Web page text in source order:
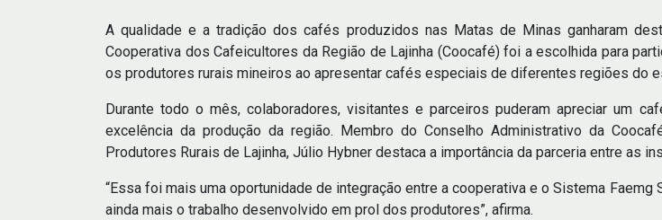
A qualidade e a tradição dos cafés produzidos nas Matas de Minas ganharam
Cooperativa dos Cafeicultores da Região de Lajinha (Coocafé) foi a escolhida para
os produtores rurais mineiros ao apresentar cafés especiais de diferentes regiões do
Durante todo o mês, colaboradores, visitantes e parceiros puderam apreciar um
excelência da produção da região. Membro do Conselho Administrativo da
Produtores Rurais de Lajinha, Júlio Hybner destaca a importância da parceria entre as
“Essa foi mais uma oportunidade de integração entre a cooperativa e o Sistema
ainda mais o trabalho desenvolvido em prol dos produtores”, afirma.